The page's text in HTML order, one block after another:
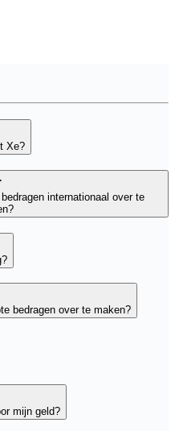
Xe?
internationaal over te
bedragen over te maken?
mijn geld?